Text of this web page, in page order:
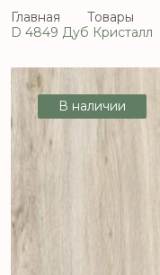
Главная Товары
D 4849 Дуб Кристалл
В наличии